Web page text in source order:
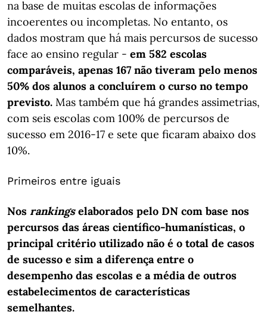
na base de muitas escolas de informações
incoerentes ou incompletas. No entanto, os
dados mostram que há mais percursos de sucesso
face ao ensino regular - em 582 escolas
comparáveis, apenas 167 não tiveram pelo menos
50% dos alunos a concluírem o curso no tempo
previsto. Mas também que há grandes assimetrias,
com seis escolas com 100% de percursos de
sucesso em 2016-17 e sete que ficaram abaixo dos
10%.
Primeiros entre iguais
Nos rankingselaborados pelo DN com base nos
percursos das áreas científico-humanísticas, o
principal critério utilizado não é o total de casos
de sucesso e sim a diferença entre o
desempenho das escolas e a média de outros
estabelecimentos de características
semelhantes.